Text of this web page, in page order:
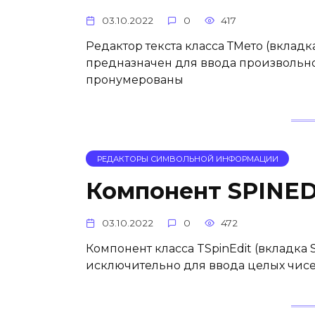
03.10.2022 0 417
Редактор текста класса ТМето
предназначен для ввода
пронумерованы
РЕДАКТОРЫ СИМВОЛЬНОЙ ИНФОРМАЦИИ
Компонент
03.10.2022 0 472
Компонент класса TSpinEdit
исключительно для ввода целых